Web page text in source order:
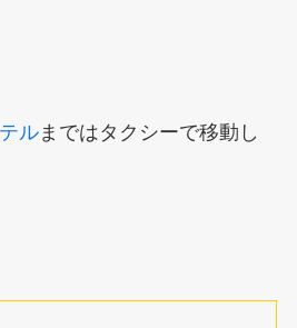
ルまではタクシーで移動し